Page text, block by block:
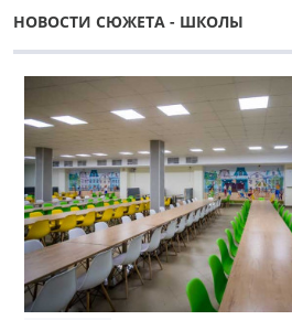
НОВОСТИ СЮЖЕТА - ШКОЛЫ